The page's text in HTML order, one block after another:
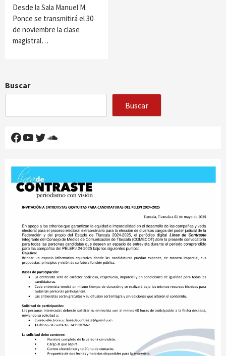
Desde la Sala Manuel M.
Ponce se transmitirá el 30
de noviembre la clase
magistral…
Buscar
Buscar
Facebook
YouTube
Twitter
SoundCloud